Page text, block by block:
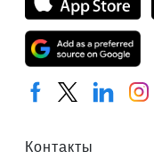
Контакты